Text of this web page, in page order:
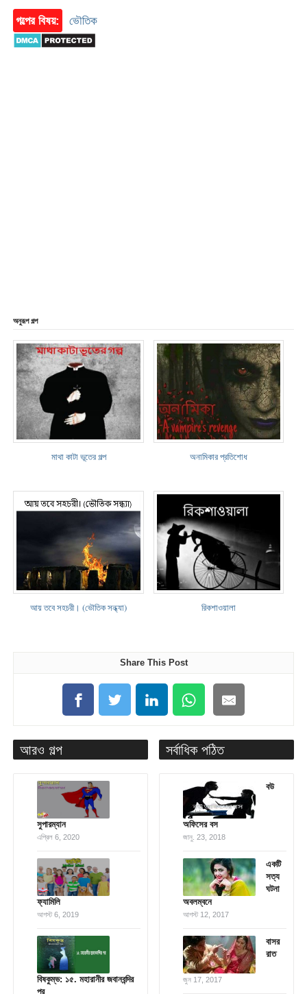
গল্পের বিষয়: ভৌতিক
অনুরূপ গল্প
মাথা কাটা ভূতের গল্প অনামিকার প্রতিশোধ
আয় তবে সহচরী। (ভৌতিক সন্ধ্যা) রিকশাওয়ালা
Share This Post
আরও গল্প
সুপারম্যান
এপ্রিল 6, 2020
ফ্যামিলি
আগস্ট 6, 2019
বিষকুম্ভ: ১৫. মহারানীর জবানবন্দির
পর
সর্বাধিক পঠিত
বউ
অফিসের বস
জানু. 23, 2018
একটি
সত্য
ঘটনা
অবলম্বনে
আগস্ট 12, 2017
বাসর
রাত
জুন 17, 2017